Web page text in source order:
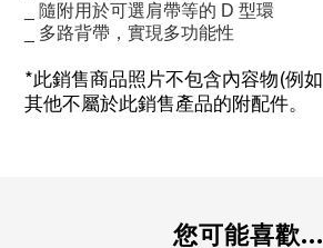
_ 隨附用於可選肩帶等的 D 型環
_ 多路背帶，實現多功能性
*此銷售商品照片不包含內容物(例如
其他不屬於此銷售產品的附配件。
您可能喜歡...